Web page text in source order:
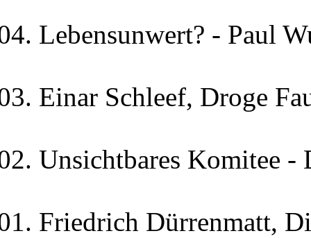
Lebensunwert? - Paul
Einar Schleef, Droge
Unsichtbares Komitee -
Friedrich Dürrenmatt,